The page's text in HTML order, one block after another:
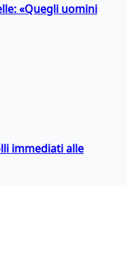
«Quegli uomini
immediati alle